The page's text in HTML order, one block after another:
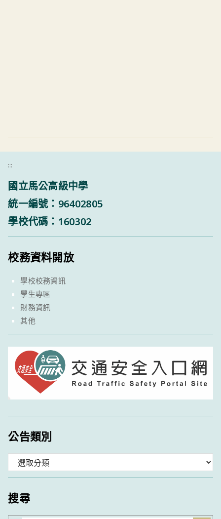
:::
國立馬公高級中學
統一編號：96402805
學校代碼：160302
校務資料開放
學校校務資訊
學生專區
財務資訊
其他
公告類別
類
搜尋